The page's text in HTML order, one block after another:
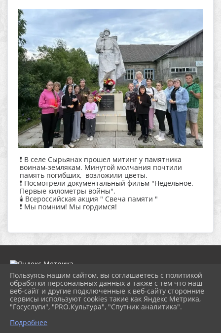
❗ В селе Сырьянах прошел митинг у памятника
воинам-землякам. Минутой молчания почтили
память погибших, возложили цветы.
❗ Посмотрели документальный фильм "Недельное.
Первые километры войны".
🕯 Всероссийская акция " Свеча памяти "
❗ Мы помним! Мы гордимся!
2026 г. dk-bholunca.ru
Вход
Карта сайта
Политика обработки персональных данных
Пользуясь нашим сайтом, вы соглашаетесь с политикой
обработки персональных данных а также с тем что наш
веб-сайт и другие подключенные к веб-сайту сторонние
сервисы используют cookies такие как Яндекс Метрика,
"Госуслуги", "PRO.Культура", "Спутник аналитика".
Подробнее